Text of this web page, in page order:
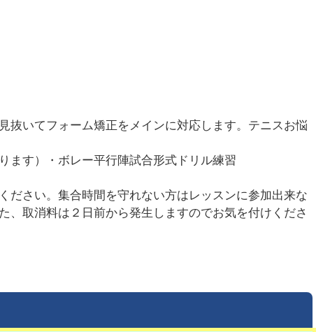
抜いてフォーム矯正をメインに対応します。テニスお悩
ます）・ボレー平行陣試合形式ドリル練習
ださい。集合時間を守れない方はレッスンに参加出来な
取消料は２日前から発生しますのでお気を付けくださ